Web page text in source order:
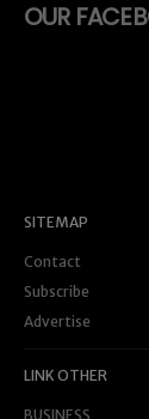
OUR
SITEMAP
Contact
Subscribe
Advertise
LINK OTHER
BUSINESS